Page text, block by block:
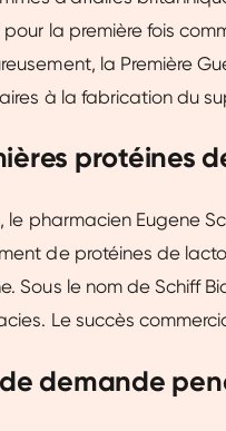
la première fois
la Première
à la fabrication du
protéines
le pharmacien Eugene
de protéines de
Sous le nom de Schiff
Le succès
demande